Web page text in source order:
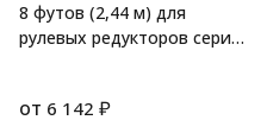
8 футов (2,44 м) для
рулевых редукторов серии
от 6 142 ₽